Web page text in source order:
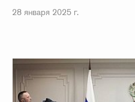
28 января 2025 г.